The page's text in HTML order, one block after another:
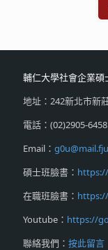
輔仁大學社會企業碩
地址：242新北市新
電話：(02)2905-6458
Email：
碩士班臉書：
在職班臉書：
Youtube： https://
聯絡我們： 按此留言